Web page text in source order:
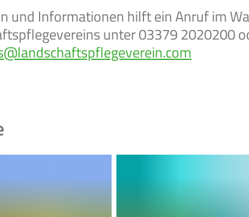
und Informationen hilft ein Anruf im
unter 03379 2020200